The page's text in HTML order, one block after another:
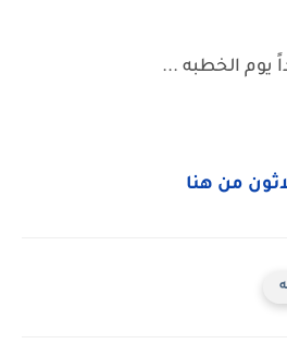
يوم الخطبه ...
من هنا